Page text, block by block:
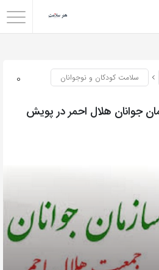
0 سلامت کودکان و نوجوانان
جوانان هلال احمر در پویش